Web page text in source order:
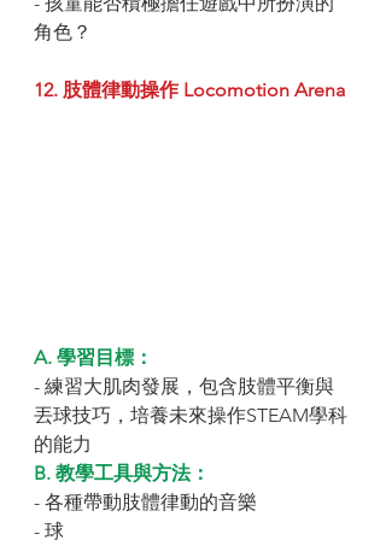
角色？
12. 肢體律動操作 Locomotion Arena
A. 學習目標：
- 練習大肌肉發展，包含肢體平衡與
丟球技巧，培養未來操作STEAM學科
的能力
B. 教學工具與方法：
- 各種帶動肢體律動的音樂
- 球